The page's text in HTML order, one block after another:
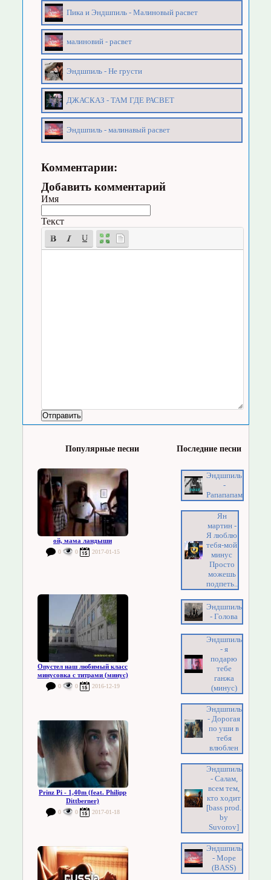
Пика и Эндшпиль - Малиновый расвет
малиновий - расвет
Эндшпиль - Не грусти
ДЖАСКАЗ - ТАМ ГДЕ РАСВЕТ
Эндшпиль - малинавый расвет
Комментарии:
Добавить комментарий
Имя
Текст
Популярные песни
ой, мама ландыши
0 0 2017-01-15
Опустел наш любимый класс
минусовка с титрами (минус)
0 0 2016-12-19
Prinz Pi - 1,40m (feat. Philipp
Dittberner)
0 0 2017-01-18
Последние песни
Эндшпиль
-
Рапапапам
Ян
мартин -
Я люблю
тебя-мой
минус
Просто
можешь
подпеть..
Эндшпиль
- Голова
Эндшпиль
- я
подарю
тебе
ганжа
(минус)
Эндшпиль
- Дорогая
по уши в
тебя
влюблен
Эндшпиль
- Салам,
всем тем,
кто ходит
[bass prod.
by
Suvorov]
Эндшпиль
- Море
(BASS)